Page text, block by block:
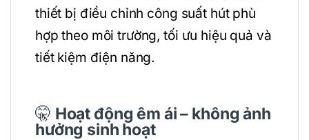
thiết bị điều chỉnh công suất hút phù
hợp theo môi trường, tối ưu hiệu quả và
tiết kiệm điện năng.
🤫 Hoạt động êm ái – không ảnh
hưởng sinh hoạt